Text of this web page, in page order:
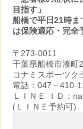
目指す」
船橋で平日21時ま
は保険適応・完全
〒273-0011
千葉県船橋市湊町
コナミスポーツク
電話：047－410-
ＬＩＮＥ ＩＤ：
(ＬＩＮＥ予約可)